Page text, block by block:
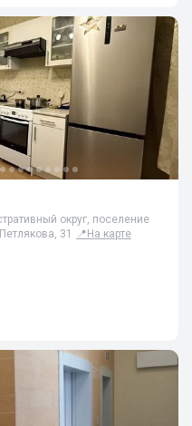
округ, поселение
31
📍 На карте